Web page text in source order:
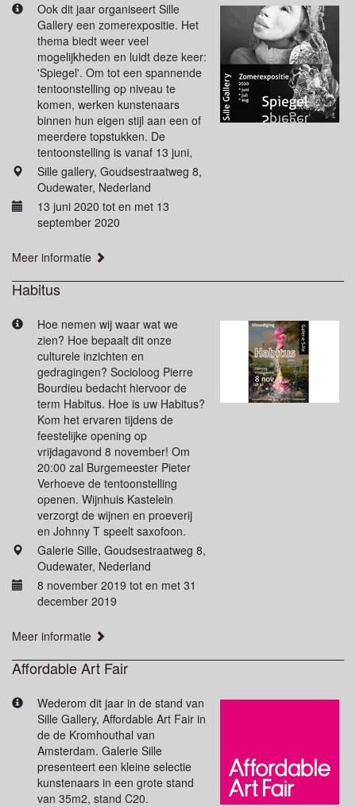
Ook dit jaar organiseert Sille
Gallery een zomerexpositie. Het
thema biedt weer veel
mogelijkheden en luidt deze keer:
'Spiegel'. Om tot een spannende
tentoonstelling op niveau te
komen, werken kunstenaars
binnen hun eigen stijl aan een of
meerdere topstukken. De
tentoonstelling is vanaf 13 juni,
Sille gallery, Goudsestraatweg 8,
Oudewater, Nederland
13 juni 2020 tot en met 13
september 2020
Meer informatie
Habitus
Hoe nemen wij waar wat we
zien? Hoe bepaalt dit onze
culturele inzichten en
gedragingen? Socioloog Pierre
Bourdieu bedacht hiervoor de
term Habitus. Hoe is uw Habitus?
Kom het ervaren tijdens de
feestelijke opening op
vrijdagavond 8 november! Om
20:00 zal Burgemeester Pieter
Verhoeve de tentoonstelling
openen. Wijnhuis Kastelein
verzorgt de wijnen en proeverij
en Johnny T speelt saxofoon.
Galerie Sille, Goudsestraatweg 8,
Oudewater, Nederland
8 november 2019 tot en met 31
december 2019
Meer informatie
Affordable Art Fair
Wederom dit jaar in de stand van
Sille Gallery, Affordable Art Fair in
de de Kromhouthal van
Amsterdam. Galerie Sille
presenteert een kleine selectie
kunstenaars in een grote stand
van 35m2, stand C20.